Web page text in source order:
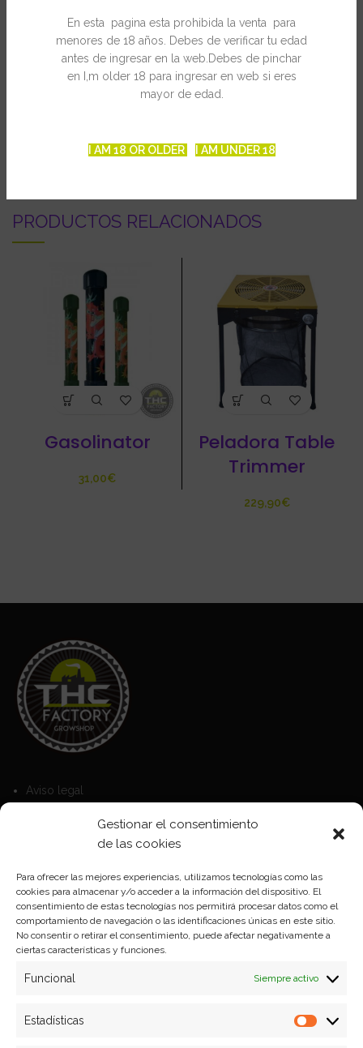
En esta pagina esta prohibida la venta para
menores de 18 años. Debes de verificar tu edad
antes de ingresar en la web.Debes de pinchar
en I,m older 18 para ingresar en web si eres
mayor de edad.
I AM 18 OR OLDER I AM UNDER 18
Gestionar el consentimiento
de las cookies
Para ofrecer las mejores experiencias, utilizamos tecnologías como las
cookies para almacenar y/o acceder a la información del dispositivo. El
consentimiento de estas tecnologías nos permitirá procesar datos como el
comportamiento de navegación o las identificaciones únicas en este sitio.
No consentir o retirar el consentimiento, puede afectar negativamente a
ciertas características y funciones.
Funcional Siempre activo
Estadísticas
La técnica es muy sencilla, pues consiste en ejercer presión
sobre un cogollo colocado entre papel para así aplastarlo con
fuerza entre el aluminio caliente de la placa.
PRODUCTOS RELACIONADOS
Gasolinator
€
Peladora Table
Trimmer
€
Aviso legal
Política de privacidad
Formas de pago
Plazos y condiciones de envio
Politica de devoluciones